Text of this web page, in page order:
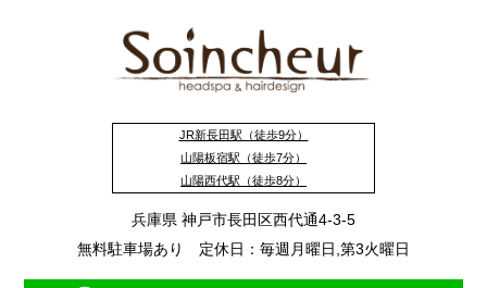
JR新長田駅（徒歩9分）
山陽板宿駅（徒歩7分）
山陽西代駅（徒歩8分）
兵庫県 神戸市長田区西代通4-3-5
無料駐車場あり 定休日：毎週月曜日,第3火曜日